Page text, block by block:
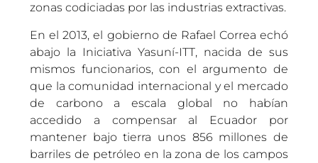
zonas codiciadas por las industrias extractivas.
En el 2013, el gobierno de Rafael Correa echó
abajo la Iniciativa Yasuní-ITT, nacida de sus
mismos funcionarios, con el argumento de
que la comunidad internacional y el mercado
de carbono a escala global no habían
accedido a compensar al Ecuador por
mantener bajo tierra unos 856 millones de
barriles de petróleo en la zona de los campos